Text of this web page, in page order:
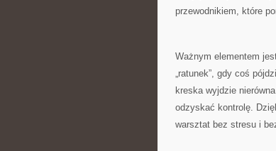
przewodnikiem, które
Ważnym elementem
„ratunek”, gdy coś
kreska wyjdzie
odzyskać kontrolę.
warsztat bez stresu i